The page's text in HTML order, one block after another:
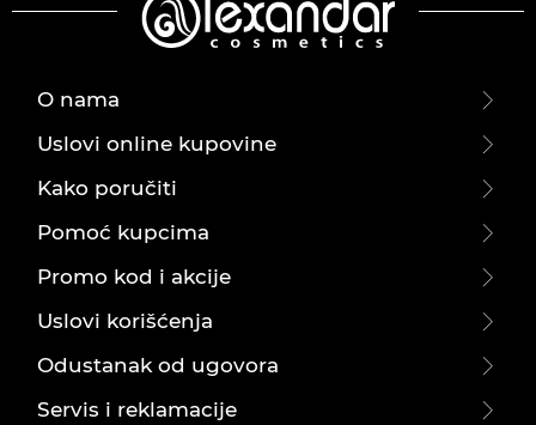
O nama
Uslovi online kupovine
Kako poručiti
Pomoć kupcima
Promo kod i akcije
Uslovi korišćenja
Odustanak od ugovora
Servis i reklamacije